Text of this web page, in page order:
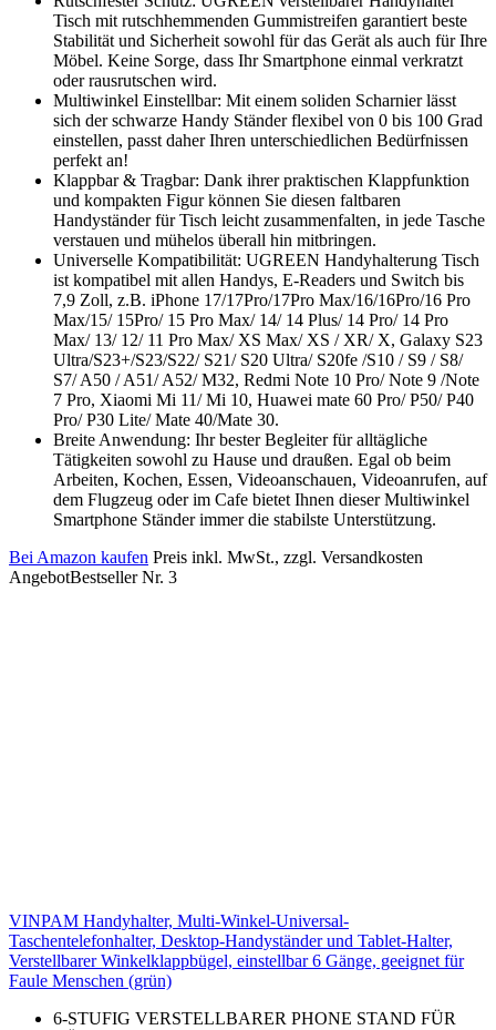
Tisch mit rutschhemmenden Gummistreifen garantiert beste
Stabilität und Sicherheit sowohl für das Gerät als auch für Ihre
Möbel. Keine Sorge, dass Ihr Smartphone einmal verkratzt
oder rausrutschen wird.
Multiwinkel Einstellbar: Mit einem soliden Scharnier lässt
sich der schwarze Handy Ständer flexibel von 0 bis 100 Grad
einstellen, passt daher Ihren unterschiedlichen Bedürfnissen
perfekt an!
Klappbar & Tragbar: Dank ihrer praktischen Klappfunktion
und kompakten Figur können Sie diesen faltbaren
Handyständer für Tisch leicht zusammenfalten, in jede Tasche
verstauen und mühelos überall hin mitbringen.
Universelle Kompatibilität: UGREEN Handyhalterung Tisch
ist kompatibel mit allen Handys, E-Readers und Switch bis
7,9 Zoll, z.B. iPhone 17/17Pro/17Pro Max/16/16Pro/16 Pro
Max/15/ 15Pro/ 15 Pro Max/ 14/ 14 Plus/ 14 Pro/ 14 Pro
Max/ 13/ 12/ 11 Pro Max/ XS Max/ XS / XR/ X, Galaxy S23
Ultra/S23+/S23/S22/ S21/ S20 Ultra/ S20fe /S10 / S9 / S8/
S7/ A50 / A51/ A52/ M32, Redmi Note 10 Pro/ Note 9 /Note
7 Pro, Xiaomi Mi 11/ Mi 10, Huawei mate 60 Pro/ P50/ P40
Pro/ P30 Lite/ Mate 40/Mate 30.
Breite Anwendung: Ihr bester Begleiter für alltägliche
Tätigkeiten sowohl zu Hause und draußen. Egal ob beim
Arbeiten, Kochen, Essen, Videoanschauen, Videoanrufen, auf
dem Flugzeug oder im Cafe bietet Ihnen dieser Multiwinkel
Smartphone Ständer immer die stabilste Unterstützung.
Bei Amazon kaufen Preis inkl. MwSt., zzgl. Versandkosten
AngebotBestseller Nr. 3
VINPAM Handyhalter, Multi-Winkel-Universal-
Taschentelefonhalter, Desktop-Handyständer und Tablet-Halter,
Verstellbarer Winkelklappbügel, einstellbar 6 Gänge, geeignet für
Faule Menschen (grün)
6-STUFIG VERSTELLBARER PHONE STAND FÜR